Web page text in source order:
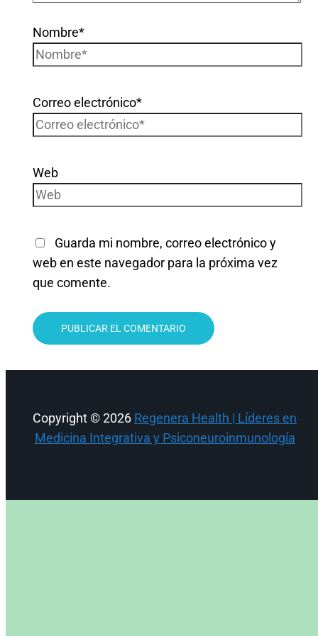
Nombre*
Correo electrónico*
Web
Guarda mi nombre, correo electrónico y
web en este navegador para la próxima vez
que comente.
Copyright © 2026 Regenera Health | Líderes en
Medicina Integrativa y Psiconeuroinmunología